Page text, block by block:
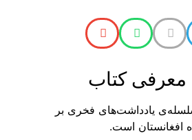
معرفی کتاب
یادداشت‌های فخری بر
افغانستان است.